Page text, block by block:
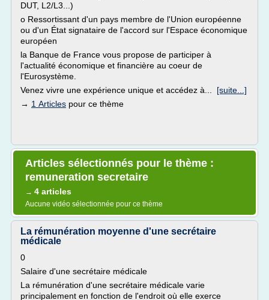
DUT, L2/L3...)
o Ressortissant d'un pays membre de l'Union européenne
ou d'un État signataire de l'accord sur l'Espace économique
européen
la Banque de France vous propose de participer à
l'actualité économique et financière au coeur de
l'Eurosystème.
Venez vivre une expérience unique et accédez à... [suite...]
→ 1 Articles pour ce thème
Articles sélectionnés pour le thème :
remuneration secretaire
→ 4 articles
Aucune vidéo sélectionnée pour ce thème
La rémunération moyenne d'une secrétaire
médicale
0
Salaire d'une secrétaire médicale
La rémunération d'une secrétaire médicale varie
principalement en fonction de l'endroit où elle exerce